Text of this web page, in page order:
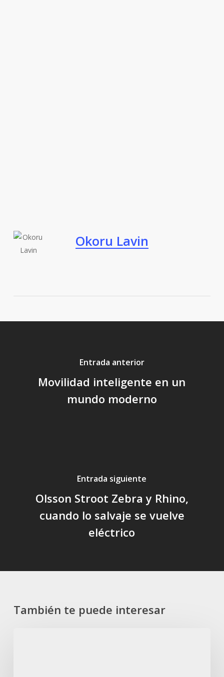
Okoru Lavin
Entrada anterior
Movilidad inteligente en un
mundo moderno
Entrada siguiente
Olsson Stroot Zebra y Rhino,
cuando lo salvaje se vuelve
eléctrico
También te puede interesar